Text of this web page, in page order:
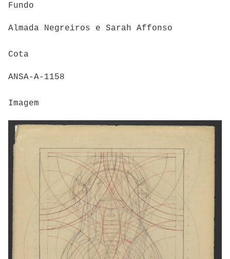
Fundo
Almada Negreiros e Sarah Affonso
Cota
ANSA-A-1158
Imagem